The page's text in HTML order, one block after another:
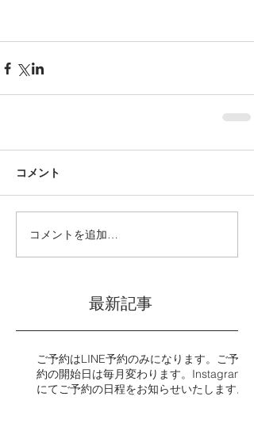
コメント
コメントを追加…
最新記事
ご予約はLINE予約のみになります。ご予
約の開始日は毎月変わります。Instagram
にてご予約の日程をお知らせいたします。​​